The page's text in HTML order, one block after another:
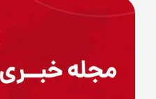
x و y
نمایشگر رنگی با UI
جدید